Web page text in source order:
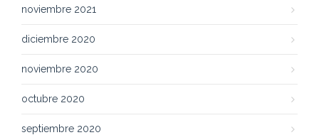
noviembre 2021
diciembre 2020
noviembre 2020
octubre 2020
septiembre 2020